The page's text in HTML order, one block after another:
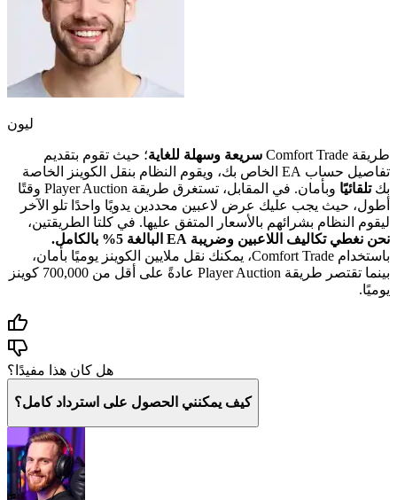
ليون
طريقة Comfort Trade سريعة وسهلة للغاية؛ حيث تقوم بتقديم
تفاصيل حساب EA الخاص بك، ويقوم النظام بنقل الكوينز الخاصة
بكتلقائيًا
وبأمان. في المقابل، تستغرق طريقة Player Auction وقتًا
أطول، حيث يجب عليك عرض لاعبين محددين يدويًا واحدًا تلو الآخر
ليقوم النظام بشرائهم بالأسعار المتفق عليها. في كلتا الطريقتين،
نحن نغطي تكاليف اللاعبين وضريبة EA البالغة 5% بالكامل.
باستخدام Comfort Trade، يمكنك نقل ملايين الكوينز يوميًا بأمان،
بينما تقتصر طريقة Player Auction عادةً على أقل من 700,000 كوينز
يوميًا.
هل كان هذا مفيدًا؟
كيف يمكنني الحصول على استرداد كامل؟